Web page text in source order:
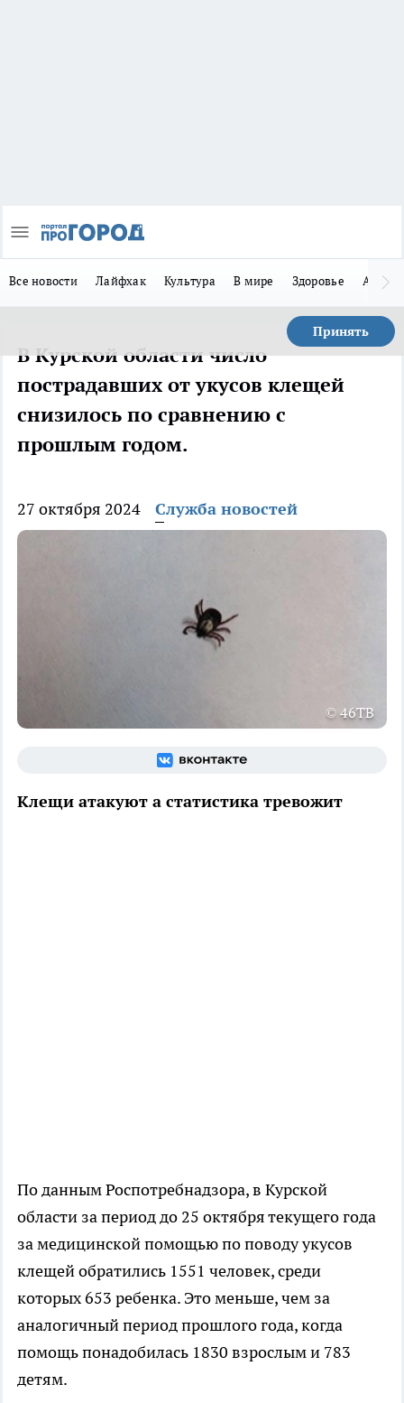
Все новости Лайфхак Культура В мире Здоровье Авто
Принять
В Курской области число
пострадавших от укусов клещей
снизилось по сравнению с
прошлым годом.
27 октября 2024 Служба новостей
© 46ТВ
Клещи атакуют а статистика тревожит
По данным Роспотребнадзора, в Курской
области за период до 25 октября текущего года
за медицинской помощью по поводу укусов
клещей обратились 1551 человек, среди
которых 653 ребенка. Это меньше, чем за
аналогичный период прошлого года, когда
помощь понадобилась 1830 взрослым и 783
детям.